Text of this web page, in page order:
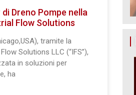
Dreno Pompe nella
Flow Solutions
tramite la
Solutions LLC (“IFS”),
in soluzioni per
ha